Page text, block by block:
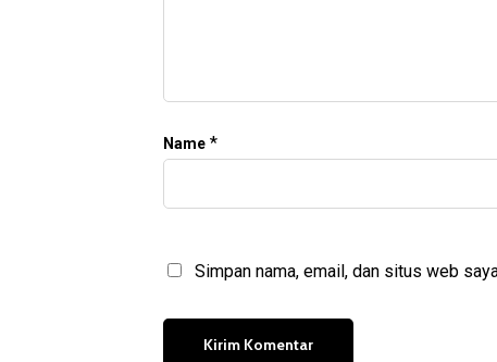
Name *
Simpan nama, email, dan situs web